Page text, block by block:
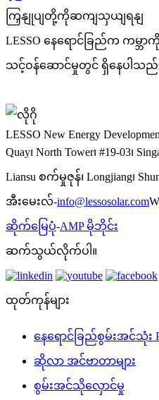
ကြှနျုပျတို့ကိုဆကျသှယျရနျ
LESSO နေရောင်ခြည်က ကမ္ဘ
သင့်ဝန်ဆောင်မှုတွင် ရှိနေပါသည်
LESSO New Energy
Quay၊ North Tower၊ #19-03၊
Liansu စက်မှုဇုန်၊ Longjiang၊
အီးမေးလ်-info@lessosolar.com
ဆိုက်မြေပုံ-AMP မိုဘိုင်း
ဆက်သွယ်လိုက်ပါ။
ထုတ်ကုန်များ
နေရောင်ခြည်စွမ်းအင်သုံး
ဆိုလာ အင်ဗာတာများ
စွမ်းအင်သိုလှောင်မှု